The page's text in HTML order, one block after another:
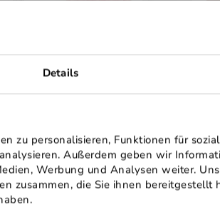
Details
zu personalisieren, Funktionen für
Außerdem geben wir
Werbung und Analysen weiter.
zusammen, die Sie ihnen bereitgestellt